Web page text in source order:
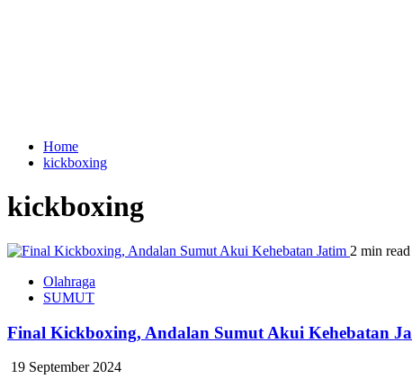
Home
kickboxing
kickboxing
2 min read
Olahraga
SUMUT
Final Kickboxing, Andalan Sumut Akui Kehebatan
19 September 2024